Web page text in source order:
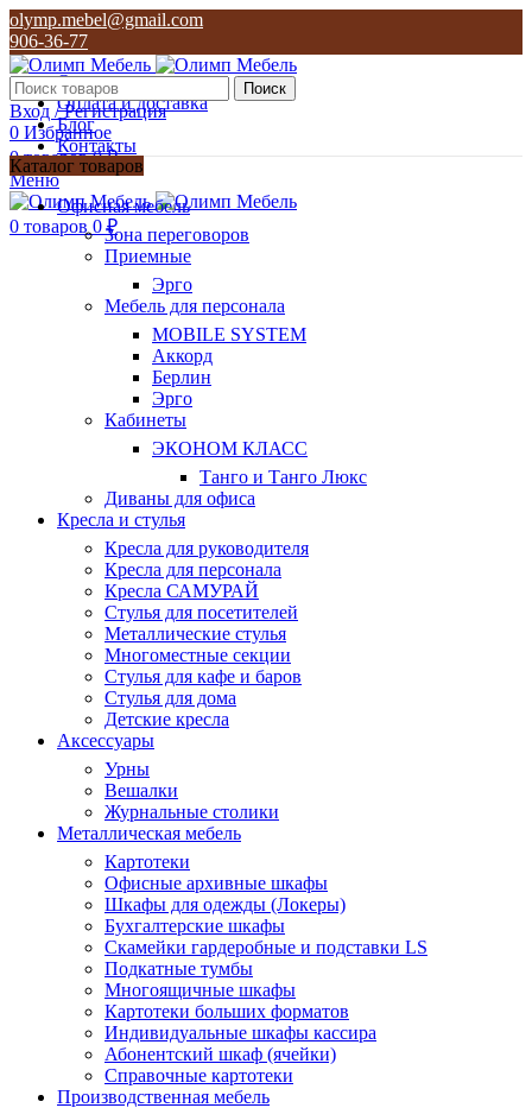
olymp.mebel@gmail.com
906-36-77
О нас
Оплата и доставка
Блог
Контакты
906-36-77
Поиск
Вход / Регистрация
0 Избранное
0товаров 0₽
Меню
0 товаров 0₽
Каталог товаров
Офисная мебель
Зона переговоров
Приемные
Эрго
Мебель для персонала
MOBILE SYSTEM
Аккорд
Берлин
Эрго
Кабинеты
ЭКОНОМ КЛАСС
Танго и Танго Люкс
Диваны для офиса
Кресла и стулья
Кресла для руководителя
Кресла для персонала
Кресла САМУРАЙ
Стулья для посетителей
Металлические стулья
Многоместные секции
Стулья для кафе и баров
Стулья для дома
Детские кресла
Аксессуары
Урны
Вешалки
Журнальные столики
Металлическая мебель
Картотеки
Офисные архивные шкафы
Шкафы для одежды (Локеры)
Бухгалтерские шкафы
Скамейки гардеробные и подставки LS
Подкатные тумбы
Многоящичные шкафы
Картотеки больших форматов
Индивидуальные шкафы кассира
Абонентский шкаф (ячейки)
Справочные картотеки
Производственная мебель